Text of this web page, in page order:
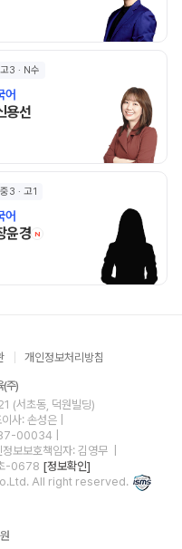
고3 · N수
어
용선신용선 선생님 홈 바로가기
중3 · 고1
어
윤경 N 장윤경 선생님 홈 바로
개인정보처리방침
(주)
(서초동, 덕원빌딩)
사: 손성은 |
87-00034
정보보호책임자: 김영무
-0678 [정보확인]
All right reserved.